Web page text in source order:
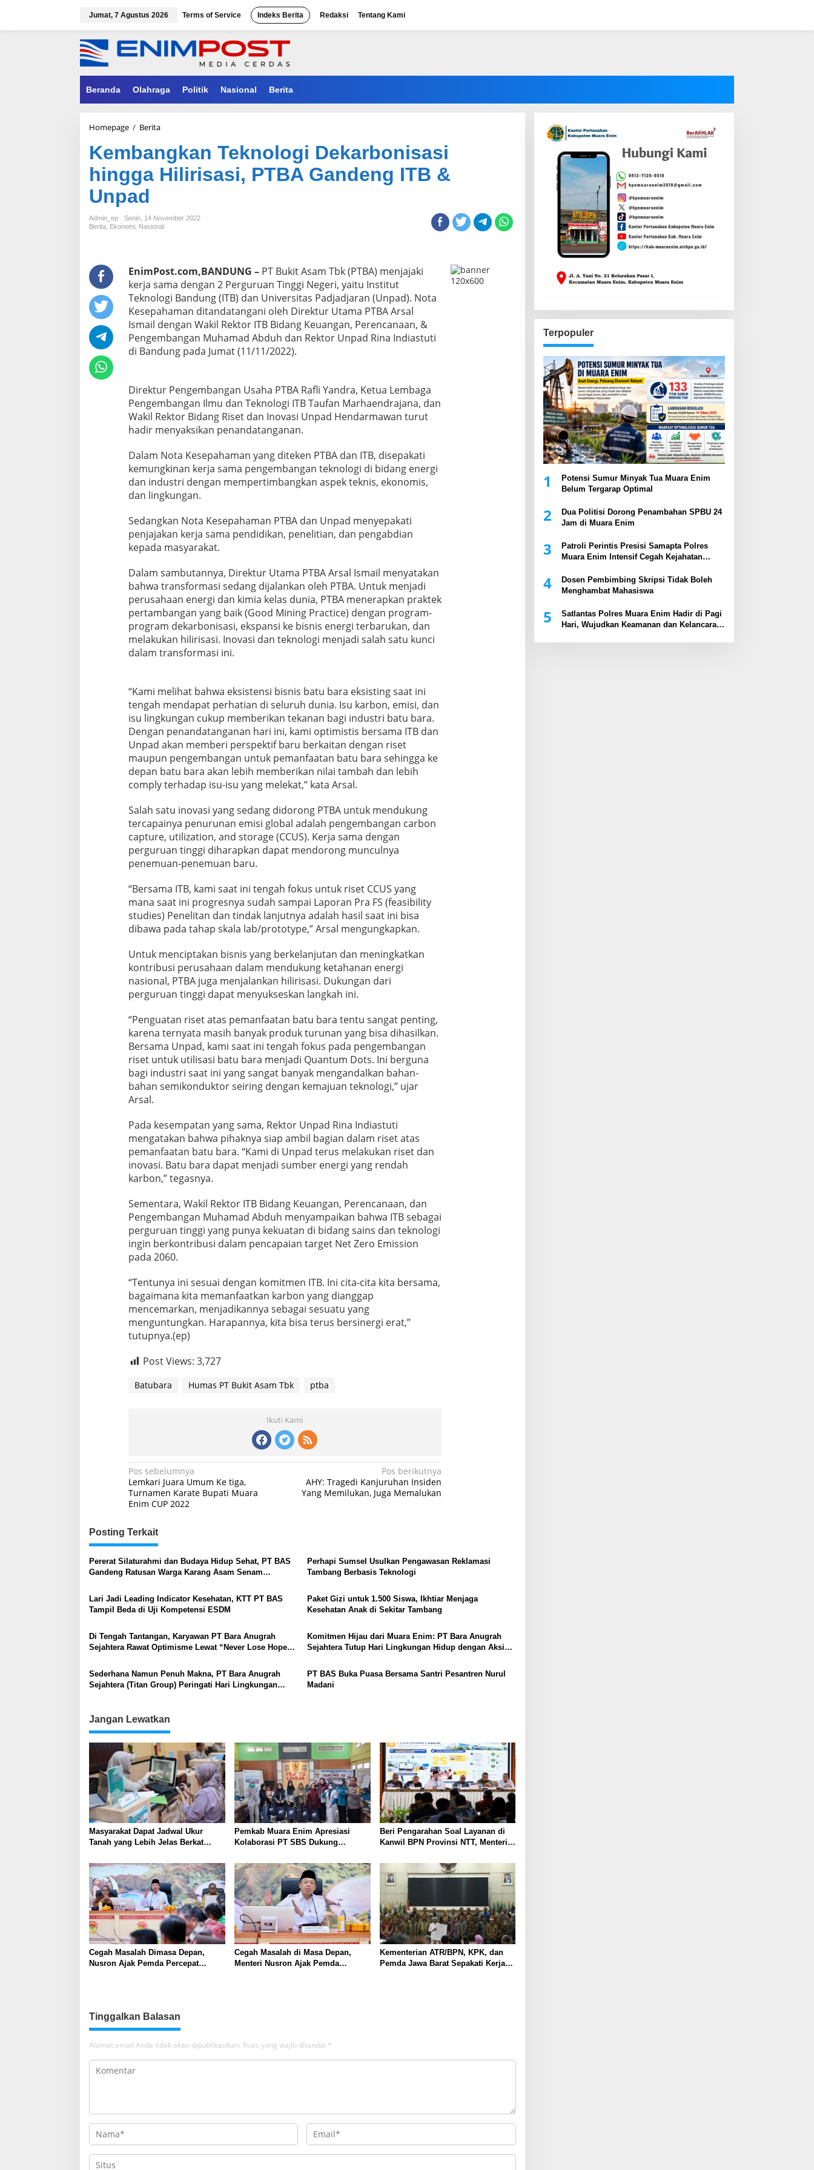
Jumat, 7 Agustus 2026 Terms of Service Indeks Berita Redaksi Tentang Kami
Beranda Olahraga Politik Nasional Berita
Homepage / BeritaKembangkan
Dekarbonisasi
hingga
Hilirisasi,
PTBA
Unpad
Kembangkan Teknologi Dekarbonisasi
hingga Hilirisasi, PTBA Gandeng ITB &
Unpad
Admin_ep
Senin, 14 November 2022
Berita Ekonomi Nasional
EnimPost.com,BANDUNG –PT Bukit Asam Tbk (PTBA) menjajaki
kerja sama dengan 2 Perguruan Tinggi Negeri, yaitu Institut
Teknologi Bandung (ITB) dan Universitas Padjadjaran (Unpad). Nota
Kesepahaman ditandatangani oleh Direktur Utama PTBA Arsal
Ismail dengan Wakil Rektor ITB Bidang Keuangan, Perencanaan, &
Pengembangan Muhamad Abduh dan Rektor Unpad Rina Indiastuti
di Bandung pada Jumat (11/11/2022).
Direktur Pengembangan Usaha PTBA Rafli Yandra, Ketua Lembaga
Pengembangan Ilmu dan Teknologi ITB Taufan Marhaendrajana, dan
Wakil Rektor Bidang Riset dan Inovasi Unpad Hendarmawan turut
hadir menyaksikan penandatanganan.
Dalam Nota Kesepahaman yang diteken PTBA dan ITB, disepakati
kemungkinan kerja sama pengembangan teknologi di bidang energi
dan industri dengan mempertimbangkan aspek teknis, ekonomis,
dan lingkungan.
Sedangkan Nota Kesepahaman PTBA dan Unpad menyepakati
penjajakan kerja sama pendidikan, penelitian, dan pengabdian
kepada masyarakat.
Dalam sambutannya, Direktur Utama PTBA Arsal Ismail menyatakan
bahwa transformasi sedang dijalankan oleh PTBA. Untuk menjadi
perusahaan energi dan kimia kelas dunia, PTBA menerapkan praktek
pertambangan yang baik (Good Mining Practice) dengan program-
program dekarbonisasi, ekspansi ke bisnis energi terbarukan, dan
melakukan hilirisasi. Inovasi dan teknologi menjadi salah satu kunci
dalam transformasi ini.
“Kami melihat bahwa eksistensi bisnis batu bara eksisting saat ini
tengah mendapat perhatian di seluruh dunia. Isu karbon, emisi, dan
isu lingkungan cukup memberikan tekanan bagi industri batu bara.
Dengan penandatanganan hari ini, kami optimistis bersama ITB dan
Unpad akan memberi perspektif baru berkaitan dengan riset
maupun pengembangan untuk pemanfaatan batu bara sehingga ke
depan batu bara akan lebih memberikan nilai tambah dan lebih
comply terhadap isu-isu yang melekat,” kata Arsal.
Salah satu inovasi yang sedang didorong PTBA untuk mendukung
tercapainya penurunan emisi global adalah pengembangan carbon
capture, utilization, and storage (CCUS). Kerja sama dengan
perguruan tinggi diharapkan dapat mendorong munculnya
penemuan-penemuan baru.
“Bersama ITB, kami saat ini tengah fokus untuk riset CCUS yang
mana saat ini progresnya sudah sampai Laporan Pra FS (feasibility
studies) Penelitan dan tindak lanjutnya adalah hasil saat ini bisa
dibawa pada tahap skala lab/prototype,” Arsal mengungkapkan.
Untuk menciptakan bisnis yang berkelanjutan dan meningkatkan
kontribusi perusahaan dalam mendukung ketahanan energi
nasional, PTBA juga menjalankan hilirisasi. Dukungan dari
perguruan tinggi dapat menyukseskan langkah ini.
“Penguatan riset atas pemanfaatan batu bara tentu sangat penting,
karena ternyata masih banyak produk turunan yang bisa dihasilkan.
Bersama Unpad, kami saat ini tengah fokus pada pengembangan
riset untuk utilisasi batu bara menjadi Quantum Dots. Ini berguna
bagi industri saat ini yang sangat banyak mengandalkan bahan-
bahan semikonduktor seiring dengan kemajuan teknologi,” ujar
Arsal.
Pada kesempatan yang sama, Rektor Unpad Rina Indiastuti
mengatakan bahwa pihaknya siap ambil bagian dalam riset atas
pemanfaatan batu bara. “Kami di Unpad terus melakukan riset dan
inovasi. Batu bara dapat menjadi sumber energi yang rendah
karbon,” tegasnya.
Sementara, Wakil Rektor ITB Bidang Keuangan, Perencanaan, dan
Pengembangan Muhamad Abduh menyampaikan bahwa ITB sebagai
perguruan tinggi yang punya kekuatan di bidang sains dan teknologi
ingin berkontribusi dalam pencapaian target Net Zero Emission
pada 2060.
“Tentunya ini sesuai dengan komitmen ITB. Ini cita-cita kita bersama,
bagaimana kita memanfaatkan karbon yang dianggap
mencemarkan, menjadikannya sebagai sesuatu yang
menguntungkan. Harapannya, kita bisa terus bersinergi erat,”
tutupnya.(ep)
Post Views: 3,727
Batubara Humas PT Bukit Asam Tbk ptba
Ikuti Kami
Navigasi
pos
Pos sebelumnya
Lemkari Juara Umum Ke tiga,
Turnamen Karate Bupati Muara
Enim CUP 2022
Pos berikutnya
AHY: Tragedi Kanjuruhan Insiden
Yang Memilukan, Juga Memalukan
Posting Terkait
Pererat Silaturahmi dan Budaya Hidup Sehat, PT BAS
Gandeng Ratusan Warga Karang Asam Senam
Perhapi Sumsel Usulkan Pengawasan Reklamasi
Tambang Berbasis Teknologi
Lari Jadi Leading Indicator Kesehatan, KTT PT BAS
Tampil Beda di Uji Kompetensi ESDM
Paket Gizi untuk 1.500 Siswa, Ikhtiar Menjaga
Kesehatan Anak di Sekitar Tambang
Di Tengah Tantangan, Karyawan PT Bara Anugrah
Sejahtera Rawat Optimisme Lewat “Never Lose Hope
Komitmen Hijau dari Muara Enim: PT Bara Anugrah
Sejahtera Tutup Hari Lingkungan Hidup dengan Aksi
Sederhana Namun Penuh Makna, PT Bara Anugrah
Sejahtera (Titan Group) Peringati Hari Lingkungan
PT BAS Buka Puasa Bersama Santri Pesantren Nurul
Madani
Jangan Lewatkan
Masyarakat Dapat Jadwal Ukur
Tanah yang Lebih Jelas Berkat
Pemkab Muara Enim Apresiasi
Kolaborasi PT SBS Dukung
Tambang
Beri Pengarahan Soal Layanan di
Kanwil BPN Provinsi NTT, Menteri
Masyarakat
Cegah Masalah Dimasa Depan,
Nusron Ajak Pemda Percepat
Cegah Masalah di Masa Depan,
Menteri Nusron Ajak Pemda
Kementerian ATR/BPN, KPK, dan
Pemda Jawa Barat Sepakati Kerja
Tinggalkan Balasan
Alamat email Anda tidak akan dipublikasikan. Ruas yang wajib ditandai *
Terpopuler
1
Potensi Sumur Minyak Tua Muara Enim
Belum Tergarap Optimal
2
Dua Politisi Dorong Penambahan SPBU 24
Jam di Muara Enim
3
Patroli Perintis Presisi Samapta Polres
Muara Enim Intensif Cegah Kejahatan
4
Dosen Pembimbing Skripsi Tidak Boleh
Menghambat Mahasiswa
5
Satlantas Polres Muara Enim Hadir di Pagi
Hari, Wujudkan Keamanan dan Kelancaran